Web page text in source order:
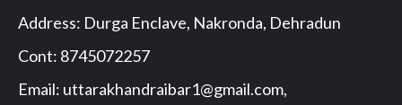
Address: Durga Enclave, Nakronda, Dehradun
Cont: 8745072257
Email: uttarakhandraibar1@gmail.com,